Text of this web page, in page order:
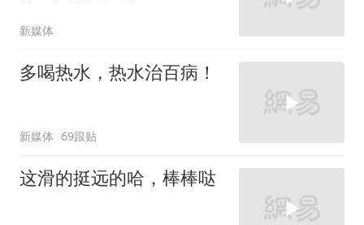
新媒体
多喝热水，热水治百病！
新媒体 69跟贴
这滑的挺远的哈，棒棒哒